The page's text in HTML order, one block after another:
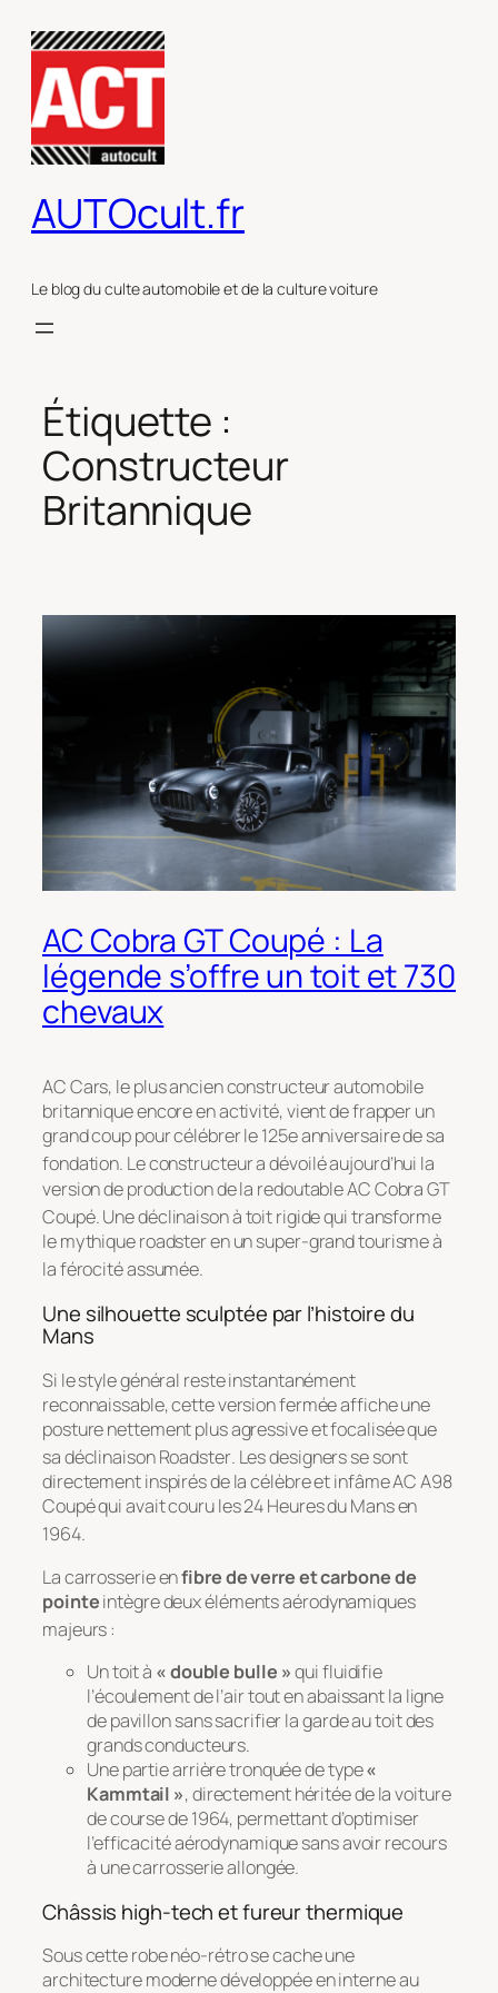
contenu
AUTOcult.fr
Le blog du culte automobile et de la culture voiture
Étiquette :
Constructeur
Britannique
AC Cobra GT Coupé : La
légende s’offre un toit et 730
chevaux
AC Cars, le plus ancien constructeur automobile
britannique encore en activité, vient de frapper un
grand coup pour célébrer le 125e anniversaire de sa
fondation. Le constructeur a dévoilé aujourd’hui la
version de production de la redoutable AC Cobra GT
Coupé. Une déclinaison à toit rigide qui transforme
le mythique roadster en un super-grand tourisme à
la férocité assumée.
Une silhouette sculptée par l’histoire du
Mans
Si le style général reste instantanément
reconnaissable, cette version fermée affiche une
posture nettement plus agressive et focalisée que
sa déclinaison Roadster. Les designers se sont
directement inspirés de la célèbre et infâme AC A98
Coupé qui avait couru les 24 Heures du Mans en
1964.
La carrosserie enfibre de verre et carbone de
pointeintègre deux éléments aérodynamiques
majeurs:
Un toit à « double bulle »qui fluidifie
l’écoulement de l’air tout en abaissant la ligne
de pavillon sans sacrifier la garde au toit des
grands conducteurs.
Une partie arrière tronquée de type«
Kammtail », directement héritée de la voiture
de course de 1964, permettant d’optimiser
l’efficacité aérodynamique sans avoir recours
à une carrosserie allongée.
Châssis high-tech et fureur thermique
Sous cette robe néo-rétro se cache une
architecture moderne développée en interne au